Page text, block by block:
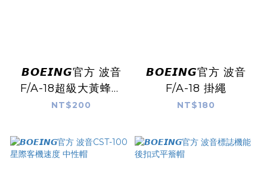
𝘽𝙊𝙀𝙄𝙉𝙂官方 波音
F/A-18超級大黃蜂系
列 鑰匙圈
NT$200
𝘽𝙊𝙀𝙄𝙉𝙂官方 波音
F/A-18 掛繩
NT$180